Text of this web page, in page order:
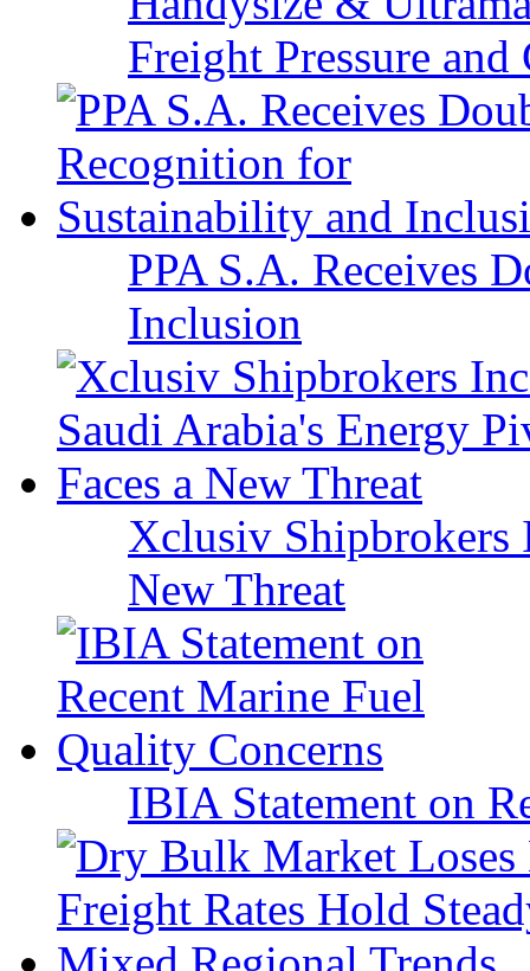
Freight Pressure
PPA S.A. Receives
Inclusion
Xclusiv Shipbrokers
New Threat
IBIA Statement on